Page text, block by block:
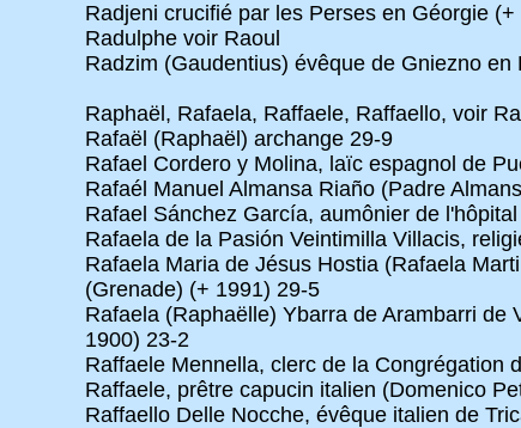
Radjeni crucifié par les Perses en Géorgie (+
Radulphe voir Raoul
Radzim (Gaudentius) évêque de Gniezno en
Raphaël, Rafaela, Raffaele, Raffaello, voir
Rafaël (Raphaël) archange 29-9
Rafael Cordero y Molina, laïc espagnol de
Rafaél Manuel Almansa Riaño (Padre
Rafael Sánchez García, aumônier de
Rafaela de la Pasión Veintimilla Villacis,
Rafaela Maria de Jésus Hostia (Rafaela
(Grenade) (+ 1991) 29-5
Rafaela (Raphaëlle) Ybarra de Arambarri
1900) 23-2
Raffaele Mennella, clerc de la
Raffaele, prêtre capucin italien (Domenico
Raffaello Delle Nocche, évêque italien de